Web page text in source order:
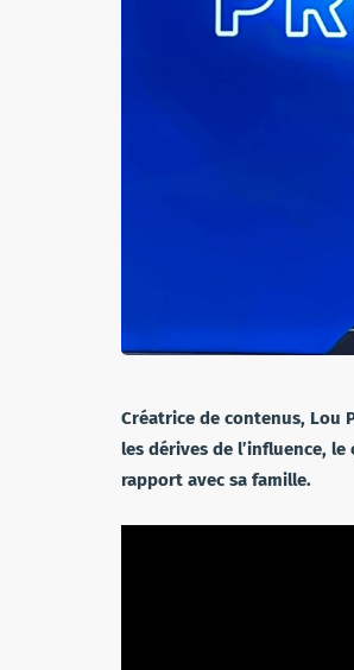
Créatrice de contenus, Lou
les dérives de l’influence,
rapport avec sa famille.